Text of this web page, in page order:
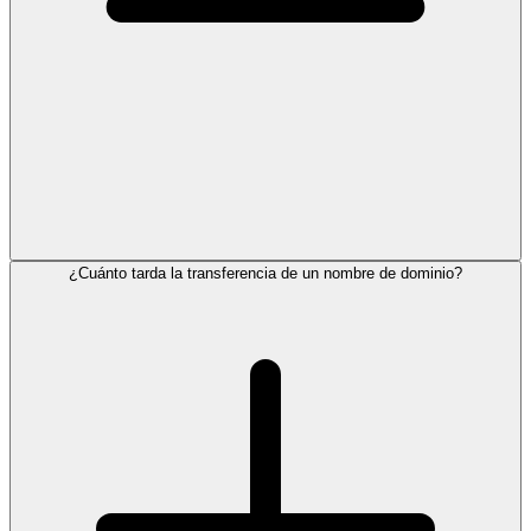
¿Cuánto tarda la transferencia de un nombre de dominio?